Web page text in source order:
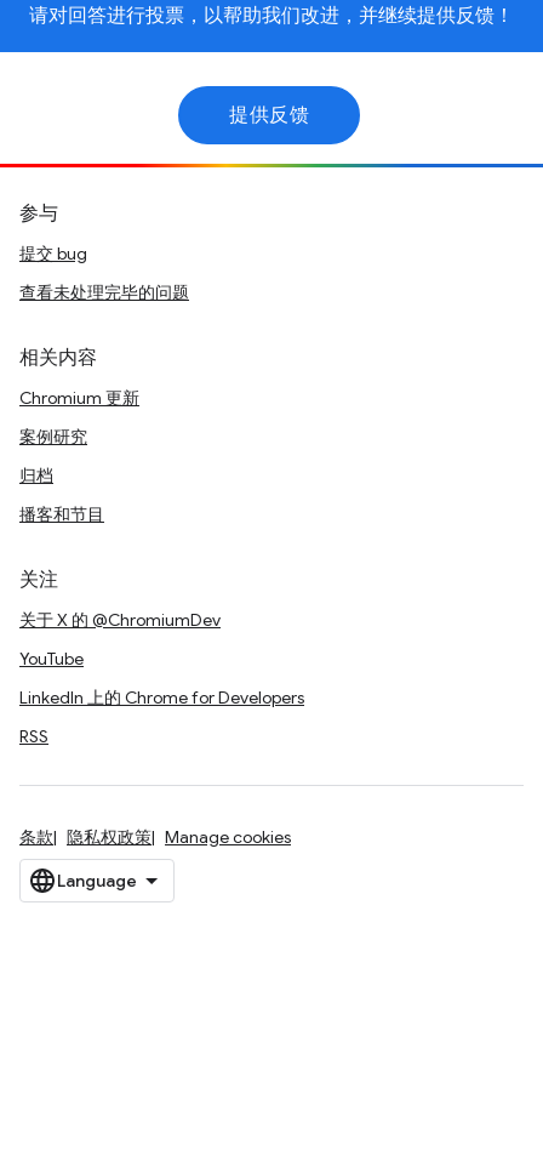
请对回答进行投票，以帮助我们改进，并继续提供反馈！
提供反馈
参与
提交 bug
查看未处理完毕的问题
相关内容
Chromium 更新
案例研究
归档
播客和节目
关注
关于 X 的 @ChromiumDev
YouTube
LinkedIn 上的 Chrome for Developers
RSS
条款 隐私权政策 Manage cookies